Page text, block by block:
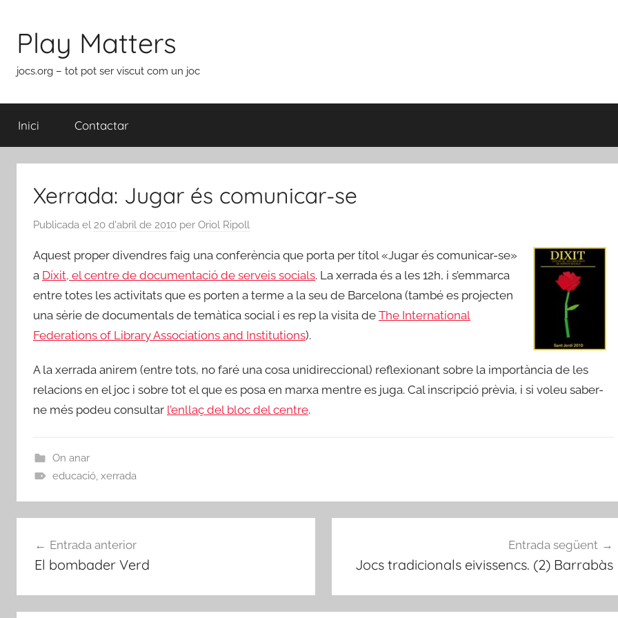
contingut
Play Matters
jocs.org – tot pot ser viscut com un joc
Inici Contactar
Xerrada: Jugar és comunicar-se
Publicada el 20 d'abril de 2010 per Oriol Ripoll
Aquest proper divendres faig una conferència que porta per títol «Jugar és comunicar-se»
a Díxit, el centre de documentació de serveis socials. La xerrada és a les 12h, i s’emmarca
entre totes les activitats que es porten a terme a la seu de Barcelona (també es projecten
una sèrie de documentals de temàtica social i es rep la visita de The International
Federations of Library Associations and Institutions).
A la xerrada anirem (entre tots, no faré una cosa unidireccional) reflexionant sobre la importància de les
relacions en el joc i sobre tot el que es posa en marxa mentre es juga. Cal inscripció prèvia, i si voleu saber-
ne més podeu consultar l’enllaç del bloc del centre.
On anar
educació, xerrada
d'entrades
Entrada anterior
El bombader Verd
Entrada següent
Jocs tradicionals eivissencs. (2) Barrabàs